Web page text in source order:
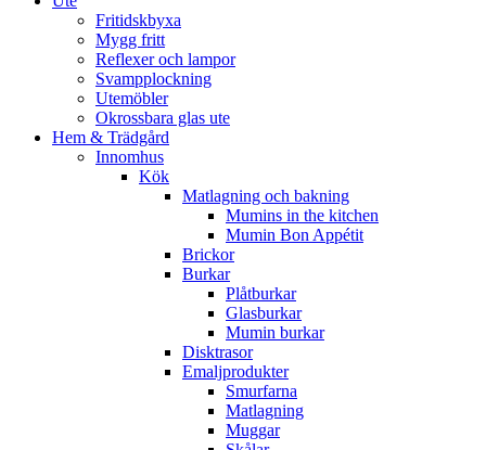
Fritidskbyxa
Mygg fritt
Reflexer och lampor
Svampplockning
Utemöbler
Okrossbara glas ute
Hem & Trädgård
Innomhus
Kök
Matlagning och bakning
Mumins in the kitchen
Mumin Bon Appétit
Brickor
Burkar
Plåtburkar
Glasburkar
Mumin burkar
Disktrasor
Emaljprodukter
Smurfarna
Matlagning
Muggar